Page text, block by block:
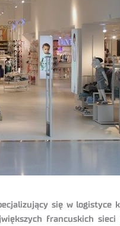
się w
francuskich